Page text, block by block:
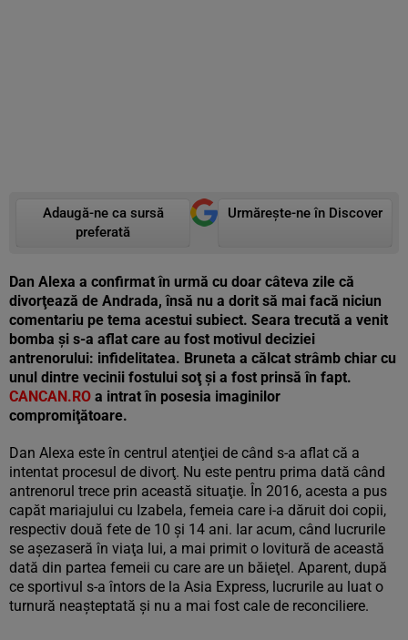
Adaugă-ne ca sursă
preferată
Urmărește-ne în Discover
Dan Alexa a confirmat în urmă cu doar câteva zile că
divorţează de Andrada, însă nu a dorit să mai facă niciun
comentariu pe tema acestui subiect. Seara trecută a venit
bomba şi s-a aflat care au fost motivul deciziei
antrenorului: infidelitatea. Bruneta a călcat strâmb chiar cu
unul dintre vecinii fostului soţ şi a fost prinsă în fapt.
CANCAN.RO a intrat în posesia imaginilor
compromiţătoare.
Dan Alexa este în centrul atenţiei de când s-a aflat că a
intentat procesul de divorţ. Nu este pentru prima dată când
antrenorul trece prin această situaţie. În 2016, acesta a pus
capăt mariajului cu Izabela, femeia care i-a dăruit doi copii,
respectiv două fete de 10 și 14 ani. Iar acum, când lucrurile
se aşezaseră în viaţa lui, a mai primit o lovitură de această
dată din partea femeii cu care are un băieţel. Aparent, după
ce sportivul s-a întors de la Asia Express, lucrurile au luat o
turnură neașteptată și nu a mai fost cale de reconciliere.